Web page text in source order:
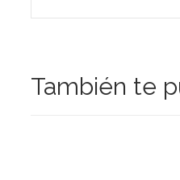
También te